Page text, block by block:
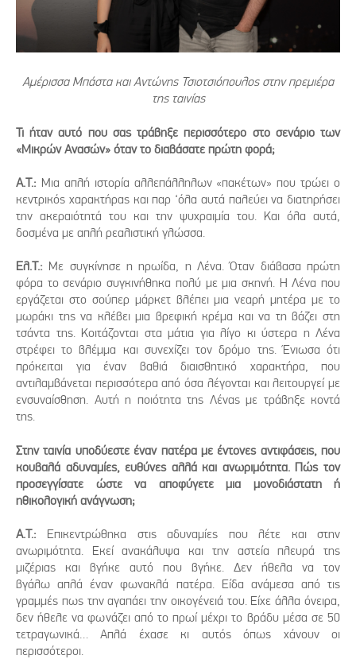
Αμέρισσα Μπάστα και Αντώνης Τσιοτσιόπουλος στην πρεμιέρα
της ταινίας
Τι ήταν αυτό που σας τράβηξε περισσότερο στο σενάριο των
«Μικρών Ανασών» όταν το διαβάσατε πρώτη φορά;
Α.Τ.: Μια απλή ιστορία αλλεπάλληλων «πακέτων» που τρώει ο
κεντρικός χαρακτήρας και παρ ‘όλα αυτά παλεύει να διατηρήσει
την ακεραιότητά του και την ψυχραιμία του. Και όλα αυτά,
δοσμένα με απλή ρεαλιστική γλώσσα.
Ελ.Τ.: Με συγκίνησε η ηρωίδα, η Λένα. Όταν διάβασα πρώτη
φόρα το σενάριο συγκινήθηκα πολύ με μια σκηνή. Η Λένα που
εργάζεται στο σούπερ μάρκετ βλέπει μια νεαρή μητέρα με το
μωράκι της να κλέβει μια βρεφική κρέμα και να τη βάζει στη
τσάντα της. Κοιτάζονται στα μάτια για λίγο κι ύστερα η Λένα
στρέφει το βλέμμα και συνεχίζει τον δρόμο της. Ένιωσα ότι
πρόκειται για έναν βαθιά διαισθητικό χαρακτήρα, που
αντιλαμβάνεται περισσότερα από όσα λέγονται και λειτουργεί με
ενσυναίσθηση. Αυτή η ποιότητα της Λένας με τράβηξε κοντά
της.
Στην ταινία υποδύεστε έναν πατέρα με έντονες αντιφάσεις, που
κουβαλά αδυναμίες, ευθύνες αλλά και ανωριμότητα. Πώς τον
προσεγγίσατε ώστε να αποφύγετε μια μονοδιάστατη ή
ηθικολογική ανάγνωση;
Α.Τ.: Επικεντρώθηκα στις αδυναμίες που λέτε και στην
ανωριμότητα. Εκεί ανακάλυψα και την αστεία πλευρά της
μιζέριας και βγήκε αυτό που βγήκε. Δεν ήθελα να τον
βγάλω απλά έναν φωνακλά πατέρα. Είδα ανάμεσα από τις
γραμμές πως την αγαπάει την οικογένειά του. Είχε άλλα όνειρα,
δεν ήθελε να φωνάζει από το πρωί μέχρι το βράδυ μέσα σε 50
τετραγωνικά… Απλά έχασε κι αυτός όπως χάνουν οι
περισσότεροι.